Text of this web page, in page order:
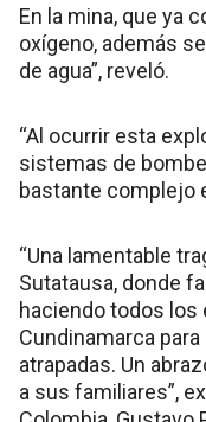
En la mina, que ya
oxígeno, además
de agua”, reveló.
“Al ocurrir esta
sistemas de
bastante complejo
“Una lamentable
Sutatausa, donde
haciendo todos
Cundinamarca
atrapadas. Un
a sus familiares”,